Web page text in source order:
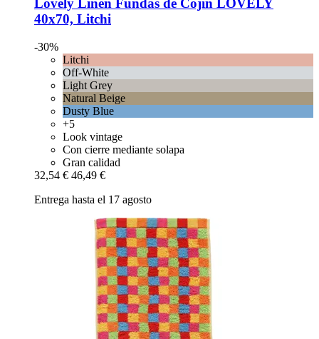
Lovely Linen Fundas de Cojín LOVELY
40x70, Litchi
-30%
Litchi
Off-White
Light Grey
Natural Beige
Dusty Blue
+5
Look vintage
Con cierre mediante solapa
Gran calidad
32,54 € 46,49 €
Entrega hasta el 17 agosto